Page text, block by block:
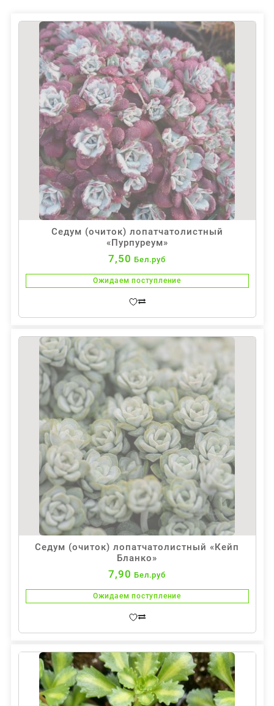
Седум (очиток) лопатчатолистный
«Пурпуреум»
7,50 Бел.руб
Ожидаем поступление
Седум (очиток) лопатчатолистный «Кейп
Бланко»
7,90 Бел.руб
Ожидаем поступление